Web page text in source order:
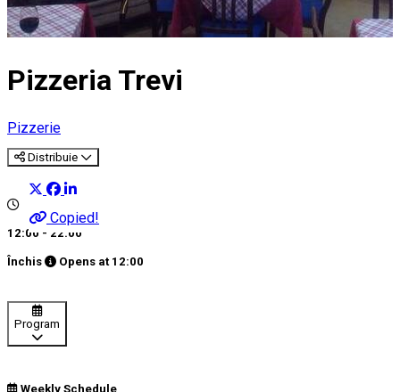
Pizzeria Trevi
Pizzerie
Distribuie
Copied!
12:00 - 22:00
Închis Opens at 12:00
Program
Weekly Schedule